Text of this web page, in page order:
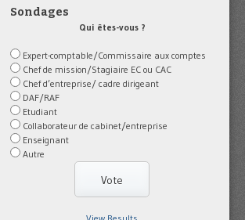
Sondages
Qui êtes-vous ?
Expert-comptable/Commissaire aux comptes
Chef de mission/Stagiaire EC ou CAC
Chef d’entreprise/ cadre dirigeant
DAF/RAF
Etudiant
Collaborateur de cabinet/entreprise
Enseignant
Autre